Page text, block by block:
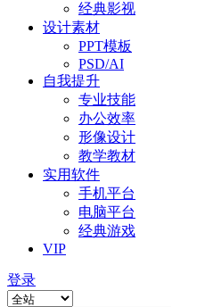
经典影视
设计素材
PPT模板
PSD/AI
自我提升
专业技能
办公效率
形像设计
教学教材
实用软件
手机平台
电脑平台
经典游戏
VIP
登录